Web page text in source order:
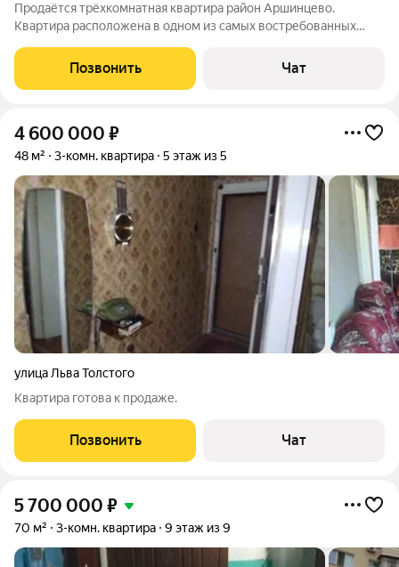
Продаётся трёхкомнатная квартира район Аршинцево.
Квартира расположена в одном из самых востребованных
и престижность проживания. Основные преимущества:
Расположение: в непосредственной
Позвонить Чат
4 600 000 ₽
48 м² 3-комн. квартира 5 этаж из 5
улица Льва Толстого
Квартира готова к продаже.
Позвонить Чат
5 700 000 ₽
70 м² 3-комн. квартира 9 этаж из 9